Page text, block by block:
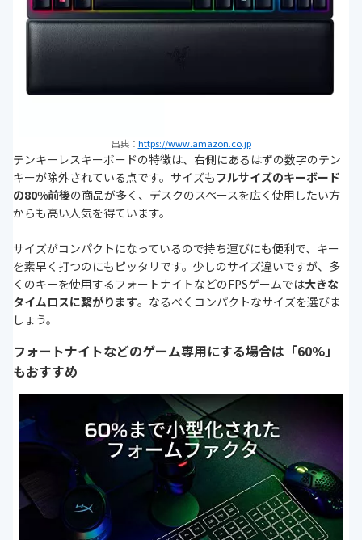
出典： https://www.amazon.co.jp
テンキーレスキーボードの特徴は、右側にあるはずの数字のテン
キーが除外されている点です。サイズもフルサイズのキーボード
の80%前後の商品が多く、デスクのスペースを広く使用したい方
からも高い人気を得ています。
サイズがコンパクトになっているので持ち運びにも便利で、キー
を素早く打つのにもピッタリです。少しのサイズ違いですが、多
くのキーを使用するフォートナイトなどのFPSゲームでは大きな
タイムロスに繋がります。なるべくコンパクトなサイズを選びま
しょう。
フォートナイトなどのゲーム専用にする場合は「60%」
もおすすめ